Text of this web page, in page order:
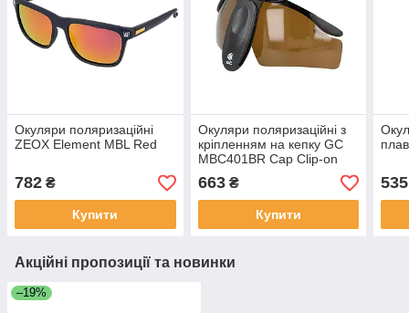
Окуляри поляризаційні
ZEOX Element MBL Red
782 ₴
Купити
Окуляри поляризаційні з
кріпленням на кепку GC
MBC401BR Cap Clip-on
663₴
Купити
535
Акційні пропозиції та новинки
–19%